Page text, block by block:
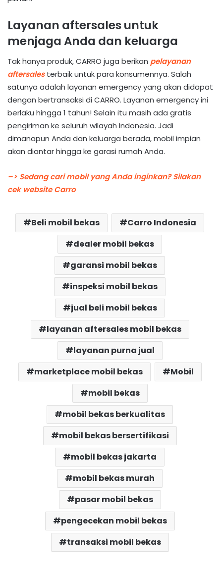
Layanan aftersales untuk
menjaga Anda dan keluarga
Tak hanya produk, CARRO juga berikan pelayanan
aftersalesterbaik untuk para konsumennya. Salah
satunya adalah layanan emergency yang akan didapat
dengan bertransaksi di CARRO. Layanan emergency ini
berlaku hingga 1 tahun! Selain itu masih ada gratis
pengiriman ke seluruh wilayah Indonesia. Jadi
dimanapun Anda dan keluarga berada, mobil impian
akan diantar hingga ke garasi rumah Anda.
–> Sedang cari mobil yang Anda inginkan? Silakan
cek website Carro
Beli mobil bekas
Carro Indonesia
dealer mobil bekas
garansi mobil bekas
inspeksi mobil bekas
jual beli mobil bekas
layanan aftersales mobil bekas
layanan purna jual
marketplace mobil bekas
Mobil
mobil bekas
mobil bekas berkualitas
mobil bekas bersertifikasi
mobil bekas jakarta
mobil bekas murah
pasar mobil bekas
pengecekan mobil bekas
transaksi mobil bekas